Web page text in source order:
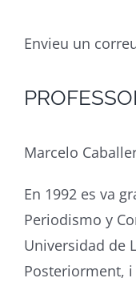
Envieu un
Marcelo
En 1992 es va
Periodismo y
Universidad de
Posteriorment,